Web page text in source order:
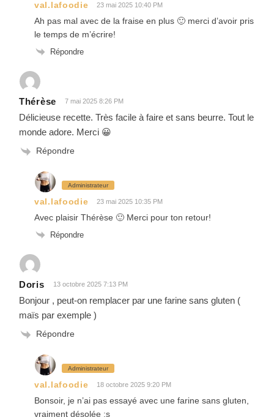
val.lafoodie 23 mai 2025 10:40 PM
Ah pas mal avec de la fraise en plus 🙂 merci d’avoir pris
le temps de m’écrire!
Répondre
Thérèse 7 mai 2025 8:26 PM
Délicieuse recette. Très facile à faire et sans beurre. Tout le
monde adore. Merci 😀
Répondre
Administrateur
val.lafoodie 23 mai 2025 10:35 PM
Avec plaisir Thérèse 🙂 Merci pour ton retour!
Répondre
Doris 13 octobre 2025 7:13 PM
Bonjour , peut-on remplacer par une farine sans gluten (
maïs par exemple )
Répondre
Administrateur
val.lafoodie 18 octobre 2025 9:20 PM
Bonsoir, je n’ai pas essayé avec une farine sans gluten,
vraiment désolée :s